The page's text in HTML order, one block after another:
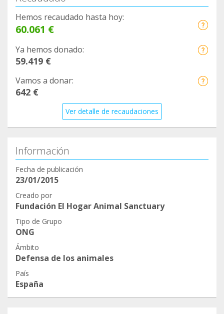
Hemos recaudado hasta hoy:
60.061 €
Ya hemos donado:
59.419 €
Vamos a donar:
642 €
Ver detalle de recaudaciones
Información
Fecha de publicación
23/01/2015
Creado por
Fundación El Hogar Animal Sanctuary
Tipo de Grupo
ONG
Ámbito
Defensa de los animales
País
España